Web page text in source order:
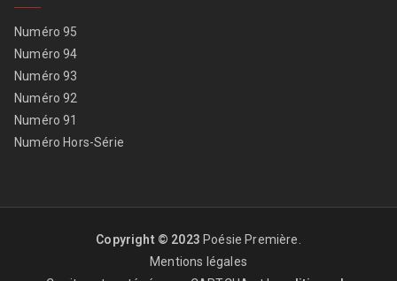
Numéro 95
Numéro 94
Numéro 93
Numéro 92
Numéro 91
Numéro Hors-Série
Copyright © 2023 Poésie Première
Mentions légales